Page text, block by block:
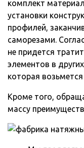
комплект
установки
профилей,
саморезами.
не придется
элементов в
которая
Кроме того,
массу